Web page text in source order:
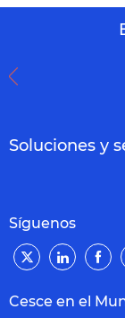
Soluciones y
Síguenos
Cesce en el